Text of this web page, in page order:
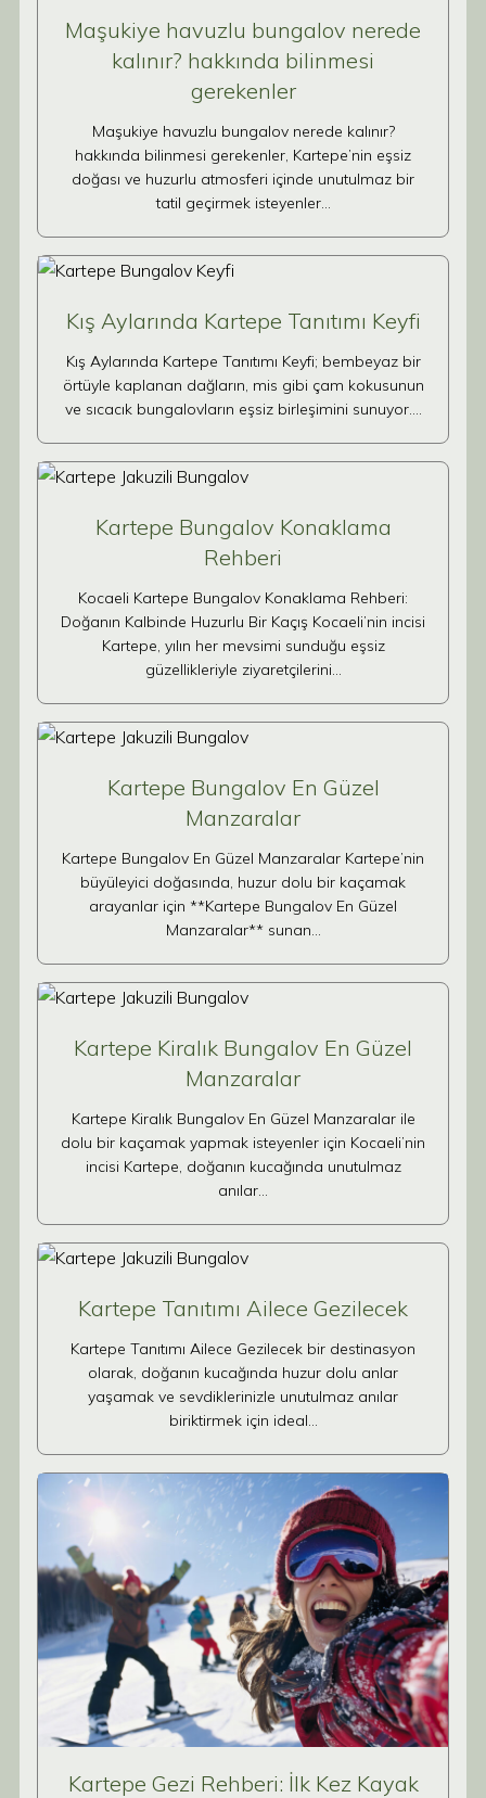
Maşukiye havuzlu bungalov nerede
kalınır? hakkında bilinmesi
gerekenler
Maşukiye havuzlu bungalov nerede kalınır?
hakkında bilinmesi gerekenler, Kartepe’nin eşsiz
doğası ve huzurlu atmosferi içinde unutulmaz bir
tatil geçirmek isteyenler…
Kış Aylarında Kartepe Tanıtımı Keyfi
Kış Aylarında Kartepe Tanıtımı Keyfi; bembeyaz bir
örtüyle kaplanan dağların, mis gibi çam kokusunun
ve sıcacık bungalovların eşsiz birleşimini sunuyor.…
Kartepe Bungalov Konaklama
Rehberi
Kocaeli Kartepe Bungalov Konaklama Rehberi:
Doğanın Kalbinde Huzurlu Bir Kaçış Kocaeli’nin incisi
Kartepe, yılın her mevsimi sunduğu eşsiz
güzellikleriyle ziyaretçilerini…
Kartepe Bungalov En Güzel
Manzaralar
Kartepe Bungalov En Güzel Manzaralar Kartepe’nin
büyüleyici doğasında, huzur dolu bir kaçamak
arayanlar için **Kartepe Bungalov En Güzel
Manzaralar** sunan…
Kartepe Kiralık Bungalov En Güzel
Manzaralar
Kartepe Kiralık Bungalov En Güzel Manzaralar ile
dolu bir kaçamak yapmak isteyenler için Kocaeli’nin
incisi Kartepe, doğanın kucağında unutulmaz
anılar…
Kartepe Tanıtımı Ailece Gezilecek
Kartepe Tanıtımı Ailece Gezilecek bir destinasyon
olarak, doğanın kucağında huzur dolu anlar
yaşamak ve sevdiklerinizle unutulmaz anılar
biriktirmek için ideal…
Kartepe Gezi Rehberi: İlk Kez Kayak